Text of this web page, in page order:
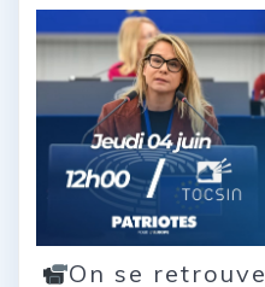
On se retrouve